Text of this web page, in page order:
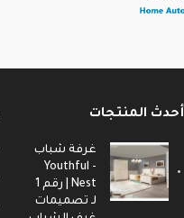
أحدث المنتجات
غرفة شباب
- Youthful
Nest | رقم 1
لـ تصميمات